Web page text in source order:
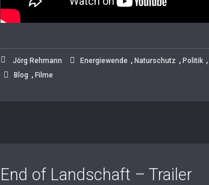
Jörg Rehmann Energiewende , Naturschutz , Politik ,
Blog , Filme
End of Landschaft – Trailer